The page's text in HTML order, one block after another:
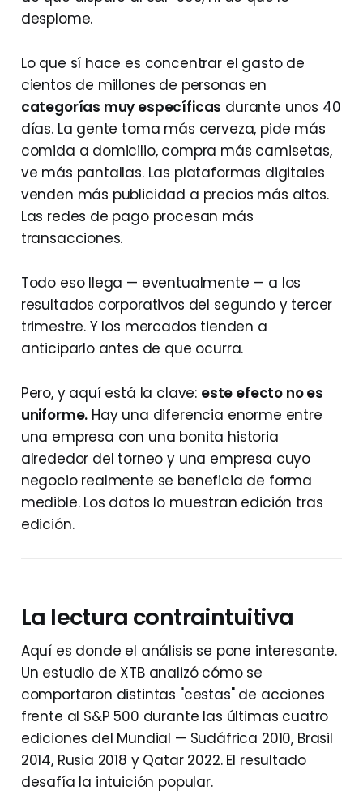
desplome.
Lo que sí hace es concentrar el gasto de
cientos de millones de personas en
categorías muy específicas durante unos 40
días. La gente toma más cerveza, pide más
comida a domicilio, compra más camisetas,
ve más pantallas. Las plataformas digitales
venden más publicidad a precios más altos.
Las redes de pago procesan más
transacciones.
Todo eso llega — eventualmente — a los
resultados corporativos del segundo y tercer
trimestre. Y los mercados tienden a
anticiparlo antes de que ocurra.
Pero, y aquí está la clave: este efecto no es
uniforme. Hay una diferencia enorme entre
una empresa con una bonita historia
alrededor del torneo y una empresa cuyo
negocio realmente se beneficia de forma
medible. Los datos lo muestran edición tras
edición.
La lectura contraintuitiva
Aquí es donde el análisis se pone interesante.
Un estudio de XTB analizó cómo se
comportaron distintas "cestas" de acciones
frente al S&P 500 durante las últimas cuatro
ediciones del Mundial — Sudáfrica 2010, Brasil
2014, Rusia 2018 y Qatar 2022. El resultado
desafía la intuición popular.